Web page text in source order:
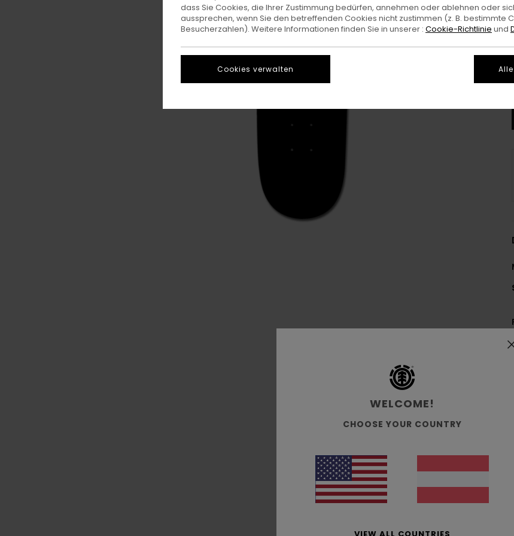
WELCOME!
CHOOSE YOUR COUNTRY
VIEW ALL COUNTRIES
dass Sie Cookies, die Ihrer Zustimmung bedürfen, annehmen oder ablehnen oder
aussprechen, wenn Sie den betreffenden Cookies nicht zustimmen (z. B. bestimmte
Besucherzahlen). Weitere Informationen finden Sie in unserer : Cookie-Richtlinie und
Cookies verwalten